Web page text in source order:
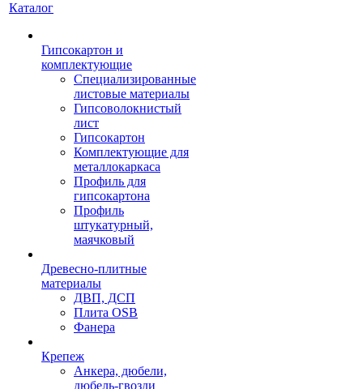
Каталог
Гипсокартон и
комплектующие
Специализированные
листовые материалы
Гипсоволокнистый
лист
Гипсокартон
Комплектующие для
металлокаркаса
Профиль для
гипсокартона
Профиль
штукатурный,
маячковый
Древесно-плитные
материалы
ДВП, ДСП
Плита OSB
Фанера
Крепеж
Анкера, дюбели,
дюбель-гвозди